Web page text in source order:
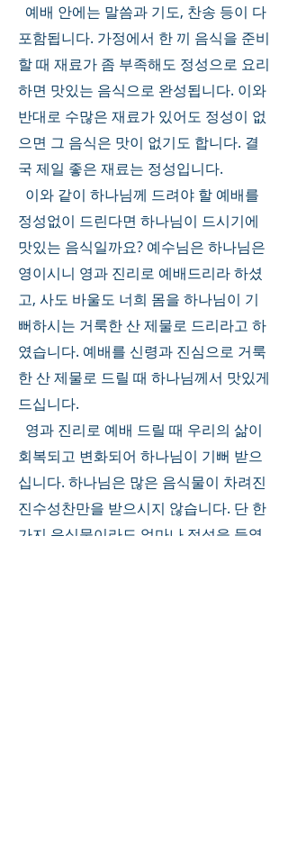
포함됩니다. 가정에서 한 끼 음식을 준비
할 때 재료가 좀 부족해도 정성으로 요리
하면 맛있는 음식으로 완성됩니다. 이와
반대로 수많은 재료가 있어도 정성이 없
으면 그 음식은 맛이 없기도 합니다. 결
국 제일 좋은 재료는 정성입니다.
정성없이 드린다면 하나님이 드시기에
맛있는 음식일까요? 예수님은 하나님은
영이시니 영과 진리로 예배드리라 하셨
고, 사도 바울도 너희 몸을 하나님이 기
뻐하시는 거룩한 산 제물로 드리라고 하
였습니다. 예배를 신령과 진심으로 거룩
한 산 제물로 드릴 때 하나님께서 맛있게
드십니다.
회복되고 변화되어 하나님이 기뻐 받으
십니다. 하나님은 많은 음식물이 차려진
진수성찬만을 받으시지 않습니다. 단 한
가지 음식물이라도 얼마나 정성을 들였